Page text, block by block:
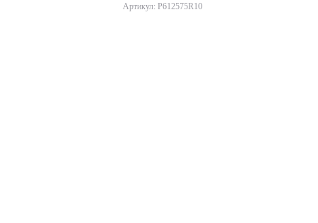
Артикул: P612575R10